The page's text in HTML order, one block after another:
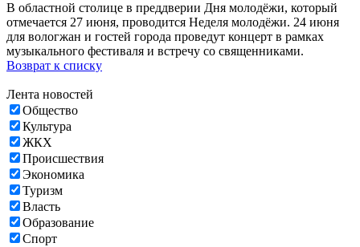
В областной столице в преддверии Дня молодёжи, который
отмечается 27 июня, проводится Неделя молодёжи. 24 июня
для вологжан и гостей города проведут концерт в рамках
музыкального фестиваля и встречу со священниками.
Возврат к списку
Лента новостей
Общество
Культура
ЖКХ
Происшествия
Экономика
Туризм
Власть
Образование
Спорт